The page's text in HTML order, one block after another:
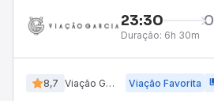
23:30
Duração: 6h 30m
8,7 Viação Garcia Viação Favorita